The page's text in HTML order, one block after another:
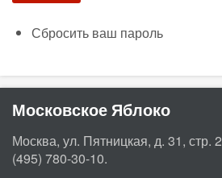
Сбросить ваш пароль
Московское Яблоко
Москва, ул. Пятницкая, д. 31, стр. 2
(495) 780-30-10.